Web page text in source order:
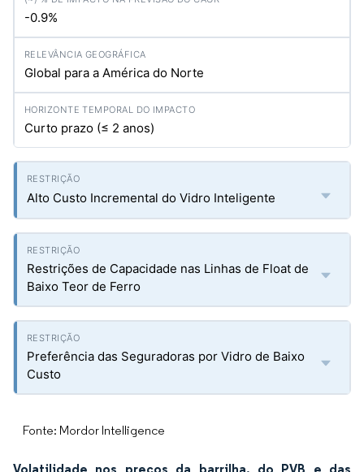
-0.9%
Global para a América do Norte
Curto prazo (≤ 2 anos)
Alto Custo Incremental do Vidro Inteligente
Restrições de Capacidade nas Linhas de Float de
Baixo Teor de Ferro
Preferência das Seguradoras por Vidro de Baixo
Custo
Fonte: Mordor Intelligence
Volatilidade nos preços da barrilha, do PVB e das